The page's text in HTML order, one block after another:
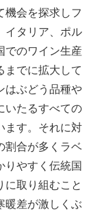
機会を探求しフ
イタリア、ポル
でのワイン生産
までに拡大して
はぶどう品種や
いたるすべての
ます。それに対
割合が多くラベ
りやすく伝統国
に取り組むこと
暖差が激しくぶ